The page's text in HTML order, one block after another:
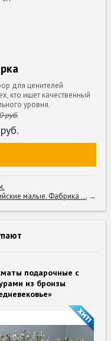
для ценителей
кто ищет качественный
уровня.
руб.
руб.
малые. Фабрика ...→
подарочные с
из бронзы